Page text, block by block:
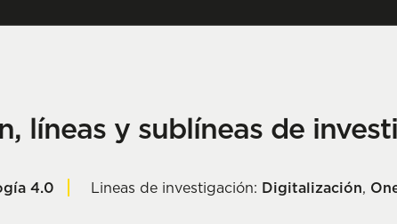
líneas y sublíneas de
4.0 Lineas de investigación: Digitalización,